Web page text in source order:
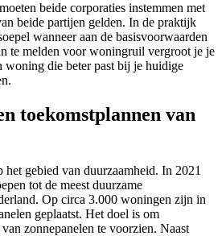
beide corporaties instemmen met
beide partijen gelden. In de praktijk
wanneer aan de basisvoorwaarden
te melden voor woningruil vergroot je je
woning die beter past bij je huidige
toekomstplannen van
gebied van duurzaamheid. In 2021
tot de meest duurzame
Op circa 3.000 woningen zijn in
geplaatst. Het doel is om
zonnepanelen te voorzien. Naast